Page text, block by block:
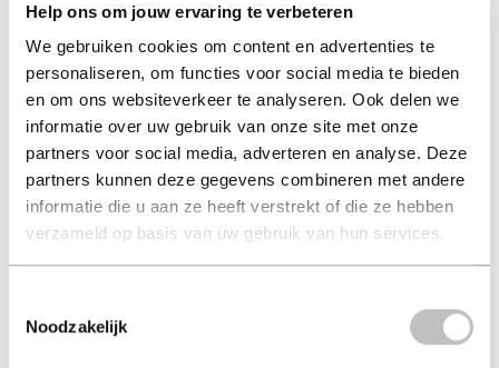
Help ons om jouw ervaring te verbeteren
We gebruiken cookies om content en advertenties te
personaliseren, om functies voor social media te bieden
en om ons websiteverkeer te analyseren. Ook delen we
informatie over uw gebruik van onze site met onze
partners voor social media, adverteren en analyse. Deze
partners kunnen deze gegevens combineren met andere
informatie die u aan ze heeft verstrekt of die ze hebben
verzameld op basis van uw gebruik van hun services.
Noodzakelijk
Sterrenbeelden
lela nargi (auteur)
hard-cover 17,95
17,95
in winkelmand